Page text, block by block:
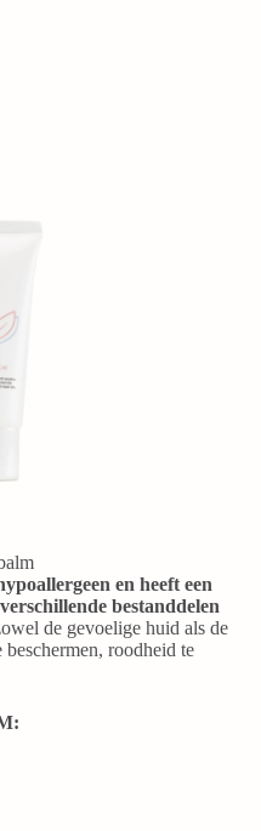
en heeft een
bestanddelen
de gevoelige huid als de
roodheid te